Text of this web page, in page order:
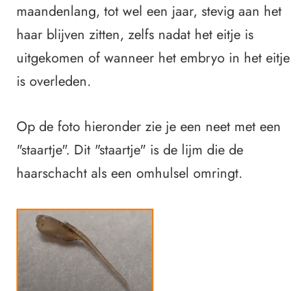
maandenlang, tot wel een jaar, stevig aan het
haar blijven zitten, zelfs nadat het eitje is
uitgekomen of wanneer het embryo in het eitje
is overleden.
Op de foto hieronder zie je een neet met een
"staartje". Dit "staartje" is de lijm die de
haarschacht als een omhulsel omringt.